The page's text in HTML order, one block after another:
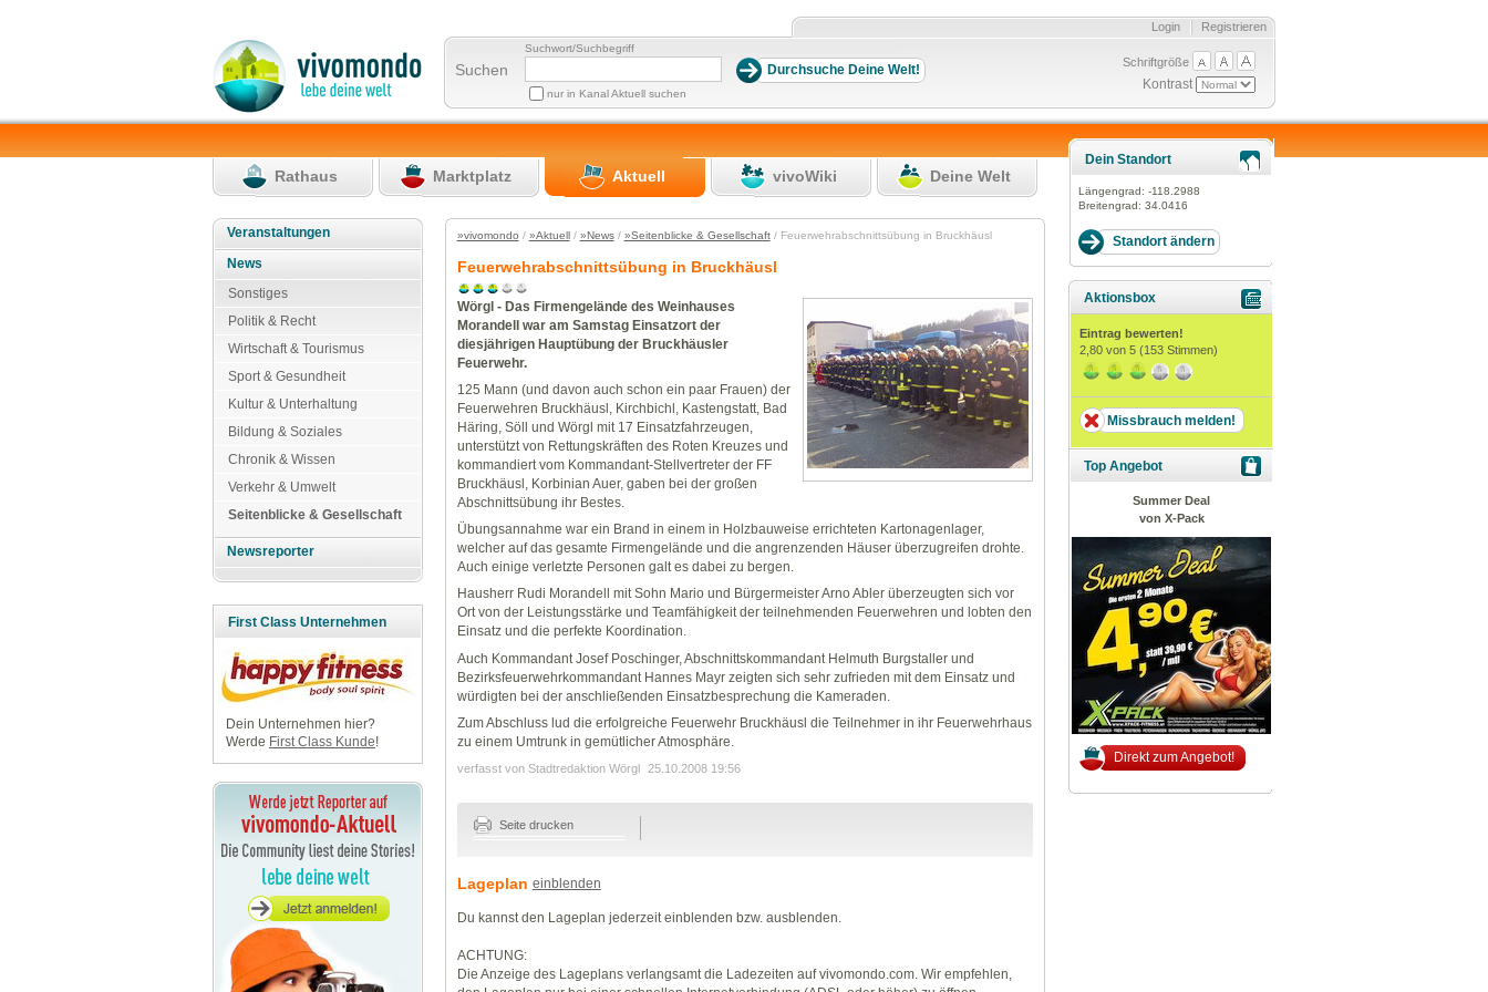
Registrieren
Login
Suchen
Suchwort/Suchbegriff
nur in Kanal Aktuell suchen
Schriftgröße
Kontrast
Rathaus Marktplatz Aktuell vivoWiki Deine Welt
Veranstaltungen
News
Sonstiges
Politik & Recht
Wirtschaft & Tourismus
Sport & Gesundheit
Kultur & Unterhaltung
Bildung & Soziales
Chronik & Wissen
Verkehr & Umwelt
Seitenblicke & Gesellschaft
Newsreporter
First Class Unternehmen
Dein Unternehmen hier?
Werde First Class Kunde!
»vivomondo / »Aktuell/ »News/ »Seitenblicke & Gesellschaft/ Feuerwehrabschnittsübung in Bruckhäusl
Feuerwehrabschnittsübung in Bruckhäusl
Wörgl - Das Firmengelände des Weinhauses
Morandell war am Samstag Einsatzort der
diesjährigen Hauptübung der Bruckhäusler
Feuerwehr.
125 Mann (und davon auch schon ein paar Frauen) der
Feuerwehren Bruckhäusl, Kirchbichl, Kastengstatt, Bad
Häring, Söll und Wörgl mit 17 Einsatzfahrzeugen,
unterstützt von Rettungskräften des Roten Kreuzes und
kommandiert vom Kommandant-Stellvertreter der FF
Bruckhäusl, Korbinian Auer, gaben bei der großen
Abschnittsübung ihr Bestes.
Übungsannahme war ein Brand in einem in Holzbauweise errichteten Kartonagenlager,
welcher auf das gesamte Firmengelände und die angrenzenden Häuser überzugreifen drohte.
Auch einige verletzte Personen galt es dabei zu bergen.
Hausherr Rudi Morandell mit Sohn Mario und Bürgermeister Arno Abler überzeugten sich vor
Ort von der Leistungsstärke und Teamfähigkeit der teilnehmenden Feuerwehren und lobten den
Einsatz und die perfekte Koordination.
Auch Kommandant Josef Poschinger, Abschnittskommandant Helmuth Burgstaller und
Bezirksfeuerwehrkommandant Hannes Mayr zeigten sich sehr zufrieden mit dem Einsatz und
würdigten bei der anschließenden Einsatzbesprechung die Kameraden.
Zum Abschluss lud die erfolgreiche Feuerwehr Bruckhäusl die Teilnehmer in ihr Feuerwehrhaus
zu einem Umtrunk in gemütlicher Atmosphäre.
verfasst von Stadtredaktion Wörgl 25.10.2008 19:56
Seite drucken
Lageplan einblenden
Du kannst den Lageplan jederzeit einblenden bzw. ausblenden.
ACHTUNG:
Die Anzeige des Lageplans verlangsamt die Ladezeiten auf vivomondo.com. Wir empfehlen,
Dein Standort
Längengrad: -118.2988
Breitengrad: 34.0416
Aktionsbox
Eintrag bewerten!
2,80 von 5 (153 Stimmen)
Missbrauch melden!
Top Angebot
Summer Deal
von X-Pack
Direkt zum Angebot!